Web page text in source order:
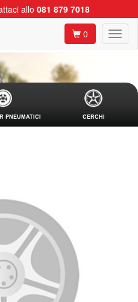
allo 081 879 7018
0
PNEUMATICI CERCHI